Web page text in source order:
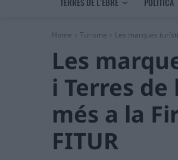
Home Turisme Les marques
Les
i Terres
més a la
FITUR